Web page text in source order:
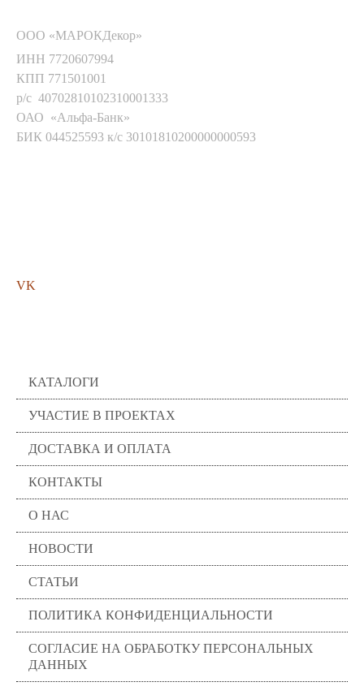
ООО «МАРОКДекор»
ИНН 7720607994
КПП 771501001
р/с 40702810102310001333
ОАО «Альфа-Банк»
БИК 044525593 к/с 30101810200000000593
VK
КАТАЛОГИ
УЧАСТИЕ В ПРОЕКТАХ
ДОСТАВКА И ОПЛАТА
КОНТАКТЫ
О НАС
НОВОСТИ
СТАТЬИ
ПОЛИТИКА КОНФИДЕНЦИАЛЬНОСТИ
СОГЛАСИЕ НА ОБРАБОТКУ ПЕРСОНАЛЬНЫХ
ДАННЫХ